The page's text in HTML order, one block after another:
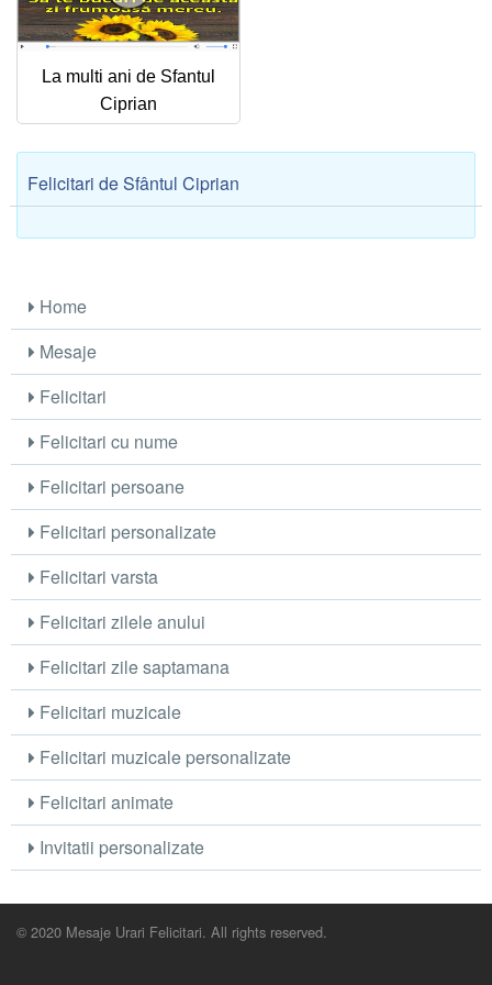
Felicitari zile saptamana
Felicitari muzicale personalizate
La multi ani de Sfantul
Ciprian
Felicitari de Sfântul Ciprian
Home
Mesaje
Felicitari
Felicitari cu nume
Felicitari persoane
Felicitari personalizate
Felicitari varsta
Felicitari zilele anului
Felicitari zile saptamana
Felicitari muzicale
Felicitari muzicale personalizate
Felicitari animate
Invitatii personalizate
© 2020 Mesaje Urari Felicitari. All rights reserved.